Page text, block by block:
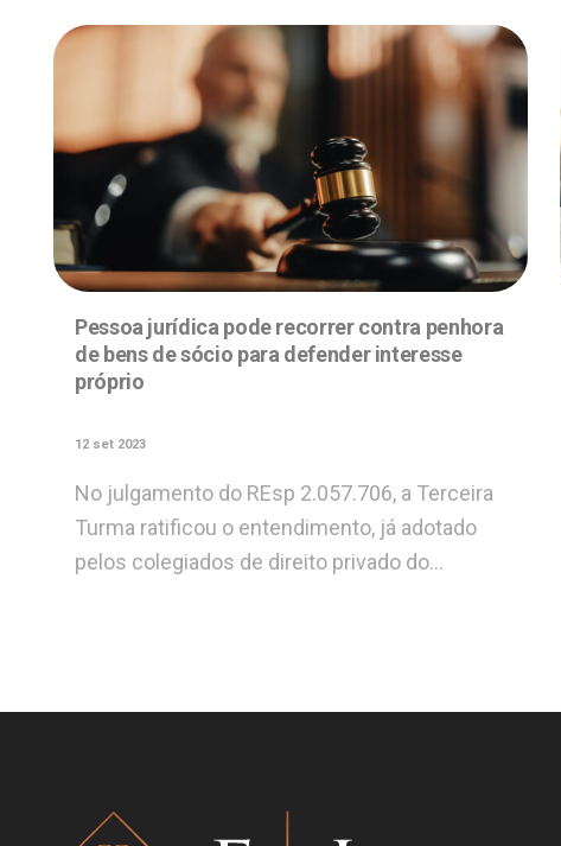
Pessoa jurídica pode recorrer contra penhora
de bens de sócio para defender interesse
próprio
12 set 2023
No julgamento do REsp 2.057.706, a Terceira
Turma ratificou o entendimento, já adotado
pelos colegiados de direito privado do…